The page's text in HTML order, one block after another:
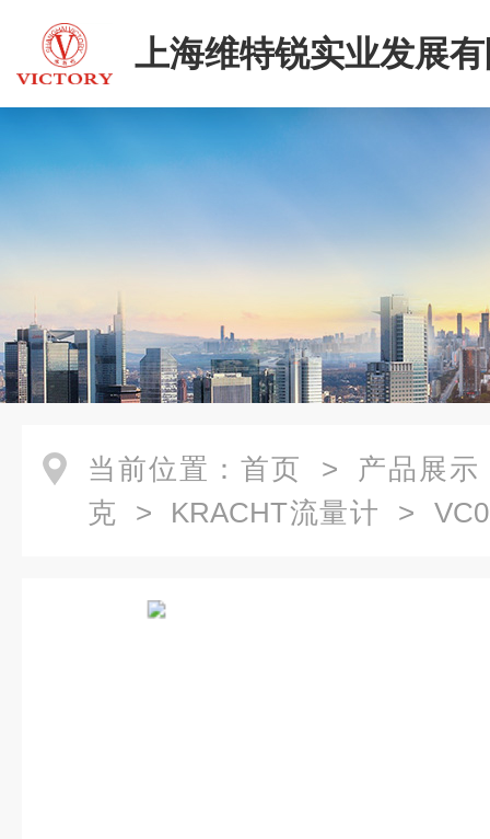
上海维特锐实业发展
当前位置： 首页 > 产品展示
克 > KRACHT流量计 >